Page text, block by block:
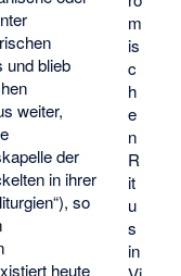
m
is
c
h
e
n
R
it
u
s
in
und blieb
weiter,
der
in ihrer
“), so
heute